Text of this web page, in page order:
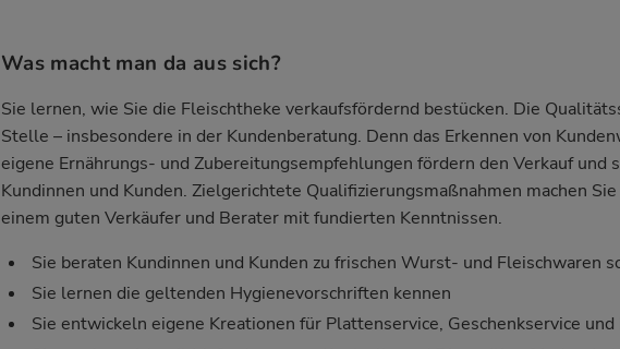
Was macht man da aus sich?
Sie lernen, wie Sie die Fleischtheke verkaufsfördernd bestücken. Die
Stelle – insbesondere in der Kundenberatung. Denn das Erkennen von
eigene Ernährungs- und Zubereitungsempfehlungen fördern den Verkauf
Kundinnen und Kunden. Zielgerichtete Qualifizierungsmaßnahmen machen
einem guten Verkäufer und Berater mit fundierten Kenntnissen.
Sie beraten Kundinnen und Kunden zu frischen Wurst- und Fleischwaren
Sie lernen die geltenden Hygienevorschriften kennen
Sie entwickeln eigene Kreationen für Plattenservice, Geschenkservice und